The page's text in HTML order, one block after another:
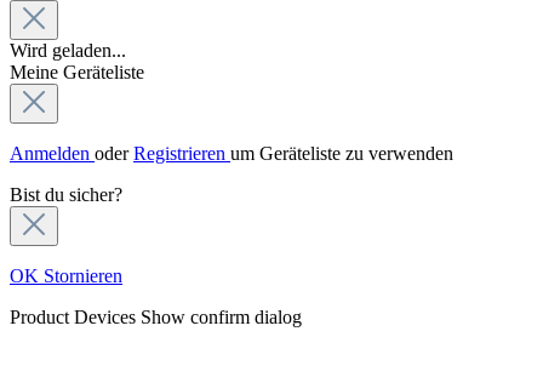
Wird geladen...
Meine Geräteliste
Anmelden oderRegistrieren um Geräteliste zu verwenden
Bist du sicher?
OK Stornieren
Product Devices Show confirm dialog